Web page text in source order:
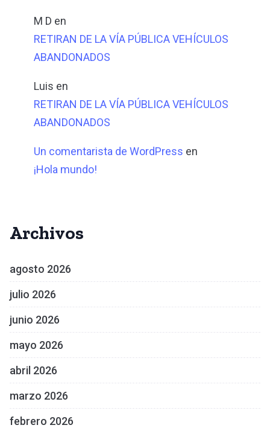
M D en
RETIRAN DE LA VÍA PÚBLICA VEHÍCULOS
ABANDONADOS
Luis en
RETIRAN DE LA VÍA PÚBLICA VEHÍCULOS
ABANDONADOS
Un comentarista de WordPress en
¡Hola mundo!
Archivos
agosto 2026
julio 2026
junio 2026
mayo 2026
abril 2026
marzo 2026
febrero 2026